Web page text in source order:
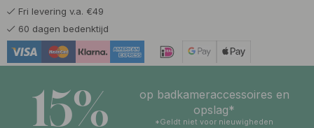
Rockgrey
Fri levering v.a. €49
60 dagen bedenktijd
15%
op badkameraccessoires en
opslag*
*Geldt niet voor nieuwigheden